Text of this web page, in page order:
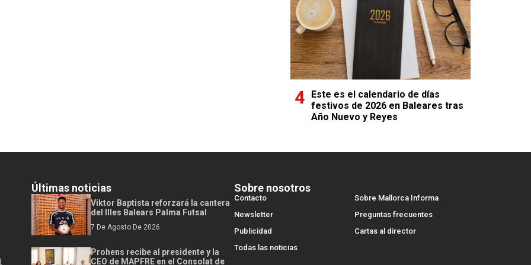
Este es el calendario de días
festivos de 2026 en Baleares tras
Año Nuevo y Reyes
Últimas noticias
Viktor Baptista reforzará la cantera
del Illes Balears Palma Futsal
7 De Agosto De 2026
Prohens recibe al presidente y la
CEO de MAPFRE en el Consolat de
Sobre nosotros
Contacto
Sobre Mallorca Informa
Newsletter
Preguntas frecuentes
Publicidad
Cartas al director
Todas las noticias